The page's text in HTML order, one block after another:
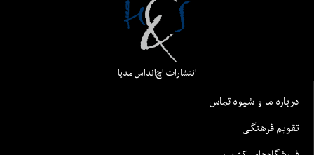
انتشارات اچ‌اند‌اس مدیا
درباره ما و شیوه تماس
تقویم فرهنگی